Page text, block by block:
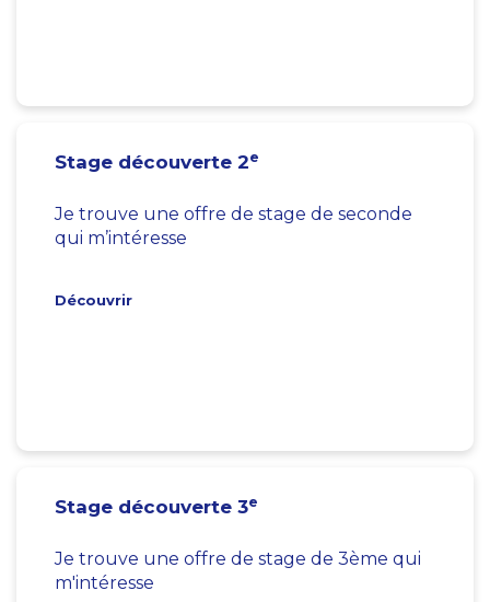
Stage découverte 2e
Je trouve une offre de stage de seconde
qui m’intéresse
Découvrir
Stage découverte 3e
Je trouve une offre de stage de 3ème qui
m'intéresse